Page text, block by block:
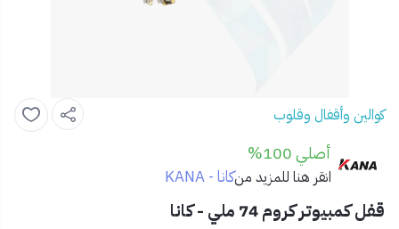
كوالين وأقفال وقلوب
أصلي 100%
انقر هنا للمزيد منكانا - KANA
قفل كمبيوتر كروم 74 ملي - كانا